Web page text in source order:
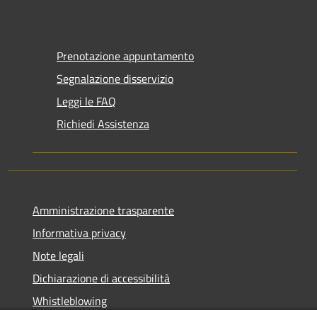
Prenotazione appuntamento
Segnalazione disservizio
Leggi le FAQ
Richiedi Assistenza
Amministrazione trasparente
Informativa privacy
Note legali
Dichiarazione di accessibilità
Whistleblowing